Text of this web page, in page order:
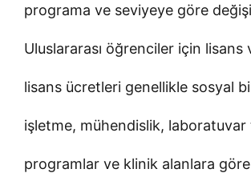
programa ve seviyeye göre
Uluslararası öğrenciler için lisans
lisans ücretleri genellikle sosyal
işletme, mühendislik, laboratuvar
programlar ve klinik alanlara göre